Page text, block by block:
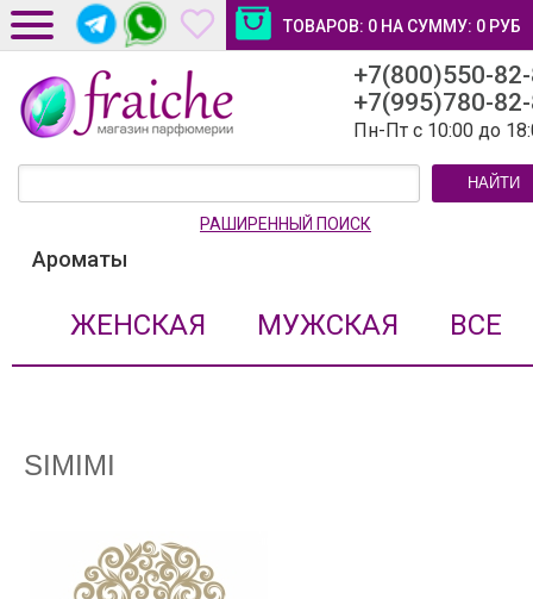
ТОВАРОВ: 0 НА СУММУ: 0 РУБ
ДОСТАВКА И ОПЛАТА
НОВОСТИ И СТАТЬИ
+7(800)550-
+7(995)780-
Пн-Пт с 10:00 до
НАЙТИ
РАШИРЕННЫЙ ПОИСК
Ароматы
ЖЕНСКАЯ МУЖСКАЯ ВСЕ
SIMIMI